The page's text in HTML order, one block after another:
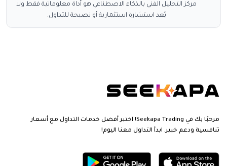
مركز التحليل الفني بالذكاء الاصطناعي هو أداة معلوماتية فقط ولا
يُعد استشارة استثمارية أو نصيحة للتداول.
مرحبًا بك في Seekapa Trading! اختبر أفضل خدمات التداول مع أسعار
تنافسية ودعم خبير. ابدأ التداول معنا اليوم!